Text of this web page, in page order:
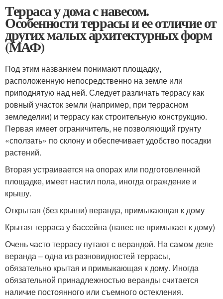
Терраса у дома с навесом.
Особенности террасы и ее отличие от
других малых архитектурных форм
(МАФ)
Под этим названием понимают площадку,
расположенную непосредственно на земле или
приподнятую над ней. Следует различать террасу как
ровный участок земли (например, при террасном
земледелии) и террасу как строительную конструкцию.
Первая имеет ограничитель, не позволяющий грунту
«сползать» по склону и обеспечивает удобство посадки
растений.
Вторая устраивается на опорах или подготовленной
площадке, имеет настил пола, иногда ограждение и
крышу.
Открытая (без крыши) веранда, примыкающая к дому
Крытая терраса у бассейна (навес не примыкает к дому)
Очень часто террасу путают с верандой. На самом деле
веранда – одна из разновидностей террасы,
обязательно крытая и примыкающая к дому. Иногда
обязательной принадлежностью веранды считается
наличие постоянного или съемного остекления.